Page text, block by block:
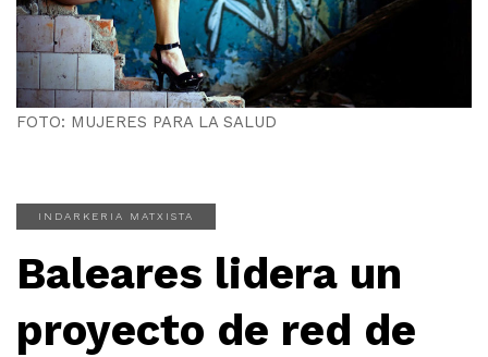
FOTO: MUJERES PARA LA SALUD
INDARKERIA MATXISTA
Baleares lidera un
proyecto de red de